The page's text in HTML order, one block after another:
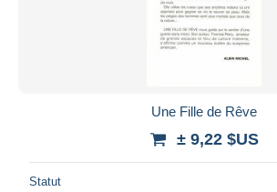
Une Fille de Rêve
± 9,22 $US
Statut